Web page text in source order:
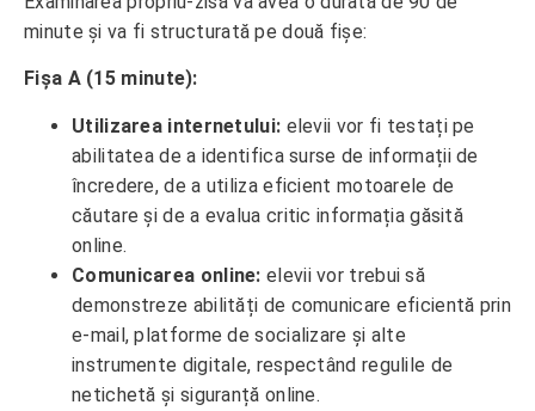
minute și va fi structurată pe două fișe:
Fișa A (15 minute):
Utilizarea internetului: elevii vor fi testați pe
abilitatea de a identifica surse de informații de
încredere, de a utiliza eficient motoarele de
căutare și de a evalua critic informația găsită
online.
Comunicarea online: elevii vor trebui să
demonstreze abilități de comunicare eficientă prin
e-mail, platforme de socializare și alte
instrumente digitale, respectând regulile de
netichetă și siguranță online.